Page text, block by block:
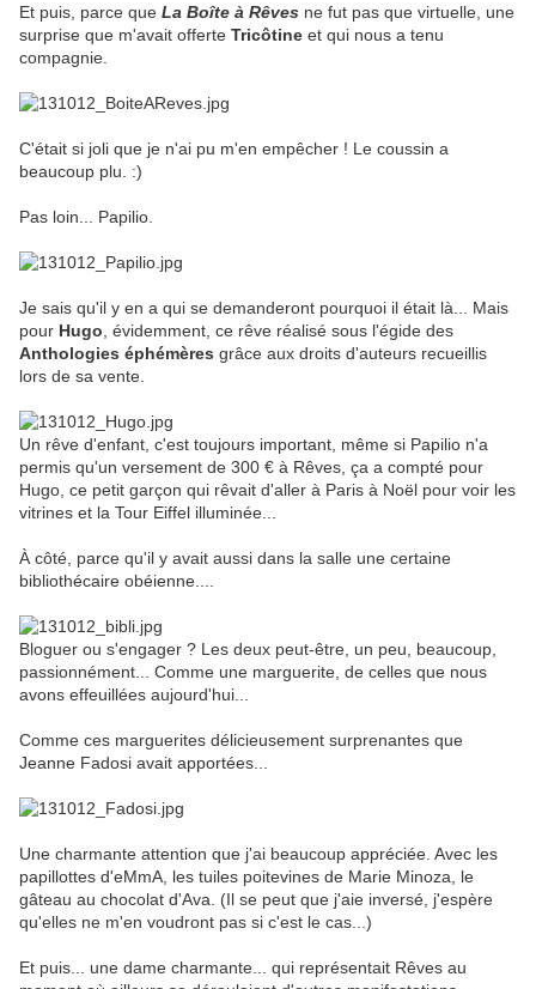
Et puis, parce que La Boîte à Rêves ne fut pas que virtuelle, une
surprise que m'avait offerte Tricôtine et qui nous a tenu
compagnie.
C'était si joli que je n'ai pu m'en empêcher ! Le coussin a
beaucoup plu. :)
Pas loin... Papilio.
Je sais qu'il y en a qui se demanderont pourquoi il était là... Mais
pour Hugo , évidemment, ce rêve réalisé sous l'égide des
Anthologies éphémères grâce aux droits d'auteurs recueillis
lors de sa vente.
Un rêve d'enfant, c'est toujours important, même si Papilio n'a
permis qu'un versement de 300 € à Rêves, ça a compté pour
Hugo, ce petit garçon qui rêvait d'aller à Paris à Noël pour voir les
vitrines et la Tour Eiffel illuminée...
À côté, parce qu'il y avait aussi dans la salle une certaine
bibliothécaire obéienne....
Bloguer ou s'engager ? Les deux peut-être, un peu, beaucoup,
passionnément... Comme une marguerite, de celles que nous
avons effeuillées aujourd'hui...
Comme ces marguerites délicieusement surprenantes que
Jeanne Fadosi avait apportées...
Une charmante attention que j'ai beaucoup appréciée. Avec les
papillottes d'eMmA, les tuiles poitevines de Marie Minoza, le
gâteau au chocolat d'Ava. (Il se peut que j'aie inversé, j'espère
qu'elles ne m'en voudront pas si c'est le cas...)
Et puis... une dame charmante... qui représentait Rêves au